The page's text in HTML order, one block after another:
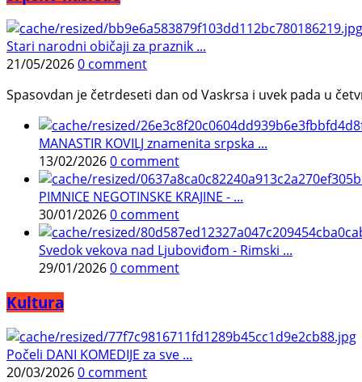
Stari narodni običaji za praznik ...
21/05/20260 comment
Spasovdan je četrdeseti dan od Vaskrsa i uvek pada u
MANASTIR KOVILJ znamenita srpska ...
13/02/20260 comment
PIMNICE NEGOTINSKE KRAJINE - ...
30/01/20260 comment
Svedok vekova nad Ljuboviđom - Rimski ...
29/01/20260 comment
Kultura
Počeli DANI KOMEDIJE za sve ...
20/03/20260 comment